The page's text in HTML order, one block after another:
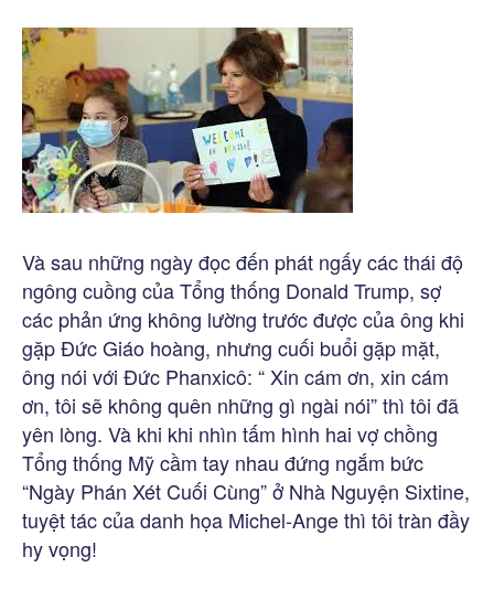
Và sau những ngày đọc đến phát ngấy các thái độ
ngông cuồng của Tổng thống Donald Trump, sợ
các phản ứng không lường trước được của ông khi
gặp Đức Giáo hoàng, nhưng cuối buổi gặp mặt,
ông nói với Đức Phanxicô: “ Xin cám ơn, xin cám
ơn, tôi sẽ không quên những gì ngài nói” thì tôi đã
yên lòng. Và khi khi nhìn tấm hình hai vợ chồng
Tổng thống Mỹ cầm tay nhau đứng ngắm bức
“Ngày Phán Xét Cuối Cùng” ở Nhà Nguyện Sixtine,
tuyệt tác của danh họa Michel-Ange thì tôi tràn đầy
hy vọng!